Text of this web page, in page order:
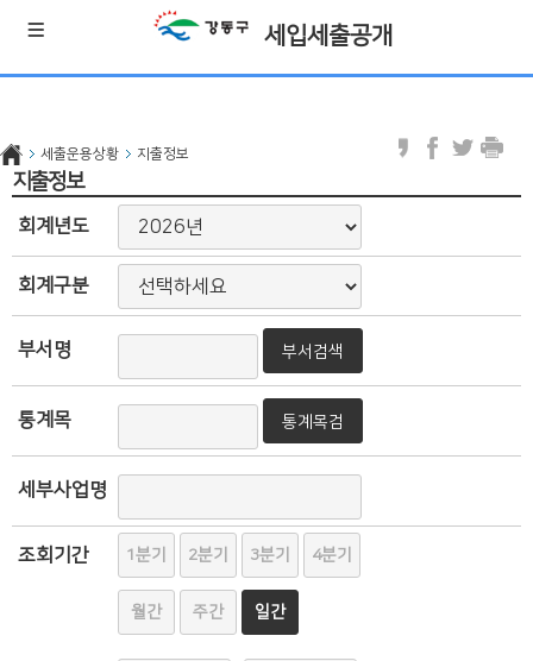
세입세출공개
세출운용상황 지출정보
지출정보
회계년도
회계구분
부서명 부서검색
통계목 통계목검
세부사업명
조회기간 1분기 2분기 3분기 4분기
월간 주간 일간